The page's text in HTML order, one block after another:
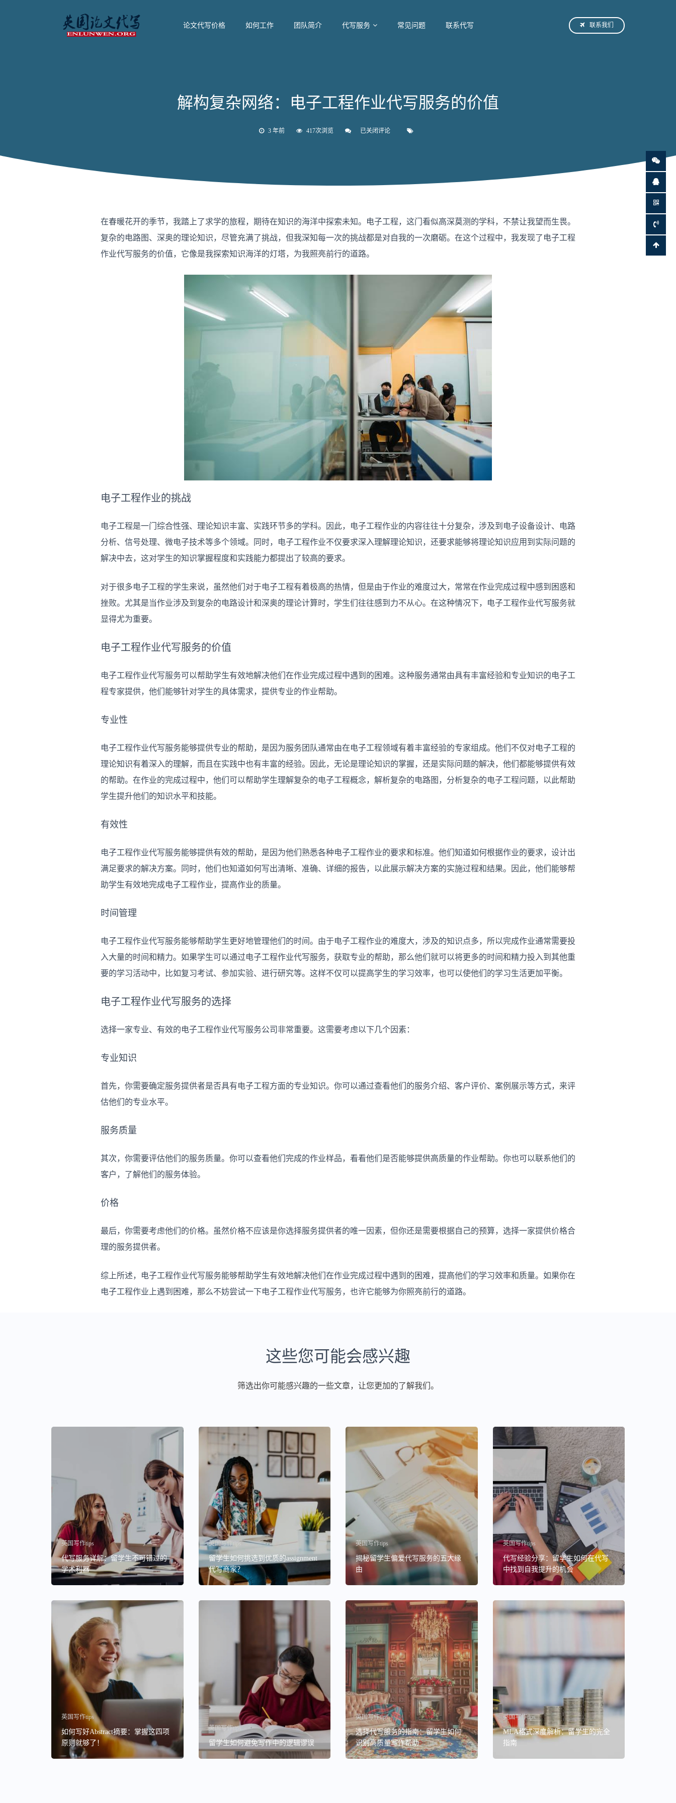
论文代写价格 如何工作 团队简介 代写服务 常见问题 联系代写 联系我们
解构复杂网络：电子工程作业代写服务的价值
3 年前 417次浏览
解
作
业
代
写
服
务
价
已关闭评论
在春暖花开的季节，我踏上了求学的旅程，期待在知识的海洋中探索未知。电子工程，这门看似高深莫测的学科，不禁让我望而生畏。
复杂的电路图、深奥的理论知识，尽管充满了挑战，但我深知每一次的挑战都是对自我的一次磨砺。在这个过程中，我发现了电子工程
作业代写服务的价值，它像是我探索知识海洋的灯塔，为我照亮前行的道路。
电子工程作业的挑战
电子工程是一门综合性强、理论知识丰富、实践环节多的学科。因此，电子工程作业的内容往往十分复杂，涉及到电子设备设计、电路
分析、信号处理、微电子技术等多个领域。同时，电子工程作业不仅要求深入理解理论知识，还要求能够将理论知识应用到实际问题的
解决中去，这对学生的知识掌握程度和实践能力都提出了较高的要求。
对于很多电子工程的学生来说，虽然他们对于电子工程有着极高的热情，但是由于作业的难度过大，常常在作业完成过程中感到困惑和
挫败。尤其是当作业涉及到复杂的电路设计和深奥的理论计算时，学生们往往感到力不从心。在这种情况下，电子工程作业代写服务就
显得尤为重要。
电子工程作业代写服务的价值
电子工程作业代写服务可以帮助学生有效地解决他们在作业完成过程中遇到的困难。这种服务通常由具有丰富经验和专业知识的电子工
程专家提供，他们能够针对学生的具体需求，提供专业的作业帮助。
专业性
电子工程作业代写服务能够提供专业的帮助，是因为服务团队通常由在电子工程领域有着丰富经验的专家组成。他们不仅对电子工程的
理论知识有着深入的理解，而且在实践中也有丰富的经验。因此，无论是理论知识的掌握，还是实际问题的解决，他们都能够提供有效
的帮助。在作业的完成过程中，他们可以帮助学生理解复杂的电子工程概念，解析复杂的电路图，分析复杂的电子工程问题，以此帮助
学生提升他们的知识水平和技能。
有效性
电子工程作业代写服务能够提供有效的帮助，是因为他们熟悉各种电子工程作业的要求和标准。他们知道如何根据作业的要求，设计出
满足要求的解决方案。同时，他们也知道如何写出清晰、准确、详细的报告，以此展示解决方案的实施过程和结果。因此，他们能够帮
助学生有效地完成电子工程作业，提高作业的质量。
时间管理
电子工程作业代写服务能够帮助学生更好地管理他们的时间。由于电子工程作业的难度大，涉及的知识点多，所以完成作业通常需要投
入大量的时间和精力。如果学生可以通过电子工程作业代写服务，获取专业的帮助，那么他们就可以将更多的时间和精力投入到其他重
要的学习活动中，比如复习考试、参加实验、进行研究等。这样不仅可以提高学生的学习效率，也可以使他们的学习生活更加平衡。
电子工程作业代写服务的选择
选择一家专业、有效的电子工程作业代写服务公司非常重要。这需要考虑以下几个因素：
专业知识
首先，你需要确定服务提供者是否具有电子工程方面的专业知识。你可以通过查看他们的服务介绍、客户评价、案例展示等方式，来评
估他们的专业水平。
服务质量
其次，你需要评估他们的服务质量。你可以查看他们完成的作业样品，看看他们是否能够提供高质量的作业帮助。你也可以联系他们的
客户，了解他们的服务体验。
价格
最后，你需要考虑他们的价格。虽然价格不应该是你选择服务提供者的唯一因素，但你还是需要根据自己的预算，选择一家提供价格合
理的服务提供者。
综上所述，电子工程作业代写服务能够帮助学生有效地解决他们在作业完成过程中遇到的困难，提高他们的学习效率和质量。如果你在
电子工程作业上遇到困难，那么不妨尝试一下电子工程作业代写服务，也许它能够为你照亮前行的道路。
这些您可能会感兴趣
筛选出你可能感兴趣的一些文章，让您更加的了解我们。
英国写作tips
代写服务详解：留学生不可错过的
学术利器
英国写作tips
留学生如何挑选到优质的assignment
代写商家？
英国写作tips
揭秘留学生偏爱代写服务的五大缘
由
英国写作tips
代写经验分享：留学生如何在代写
中找到自我提升的机会
英国写作tips
如何写好Abstract摘要：掌握这四项
原则就够了！
英国写作tips
留学生如何避免写作中的逻辑谬误
英国写作tips
选择代写服务的指南：留学生如何
识别高质量写作帮助
英国写作tips
MLA格式深度解析：留学生的完全
指南